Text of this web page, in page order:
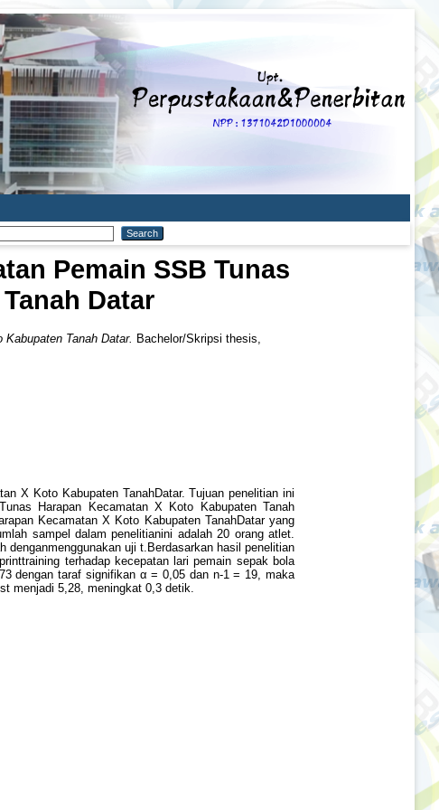
Pemain SSB Tunas
Datar
Tanah Datar. Bachelor/Skripsi thesis,
X Koto Kabupaten TanahDatar. Tujuan penelitian ini
Harapan Kecamatan X Koto Kabupaten Tanah
Kecamatan X Koto Kabupaten TanahDatar yang
sampel dalam penelitianini adalah 20 orang atlet.
denganmenggunakan uji t.Berdasarkan hasil penelitian
terhadap kecepatan lari pemain sepak bola
dengan taraf signifikan α = 0,05 dan n-1 = 19, maka
menjadi 5,28, meningkat 0,3 detik.